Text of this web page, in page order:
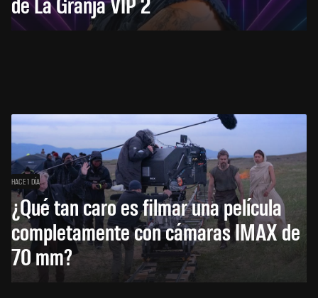
HACE 1 DÍA
¿Qué tan caro es filmar una película
completamente con cámaras IMAX de
70 mm?